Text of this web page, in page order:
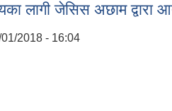
लागी जेसिस अछाम द्वारा
2018 - 16:04